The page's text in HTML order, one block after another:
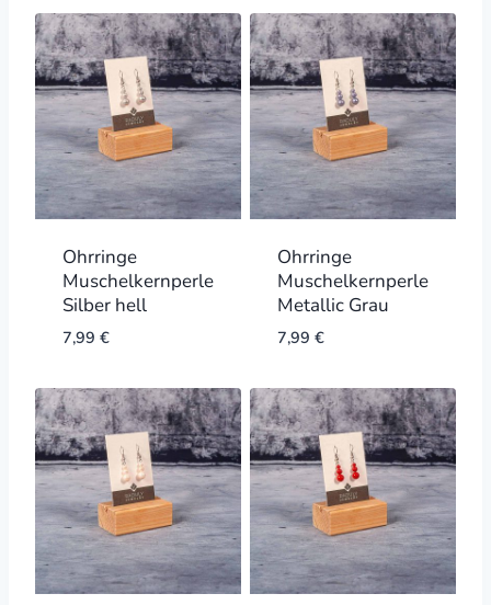
Ohrringe
Muschelkernperle
Silber hell
7,99 €
Ohrringe
Muschelkernperle
Metallic Grau
7,99 €